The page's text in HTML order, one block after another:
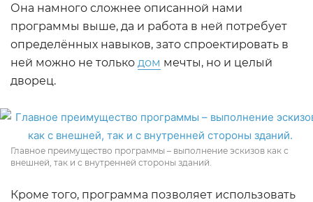
Она намного сложнее описанной нами
программы выше, да и работа в ней потребует
определённых навыков, зато спроектировать в
ней можно не только дом мечты, но и целый
дворец.
Главное преимущество программы – выполнение эскизов как с
внешней, так и с внутренней стороны зданий.
Кроме того, программа позволяет использовать